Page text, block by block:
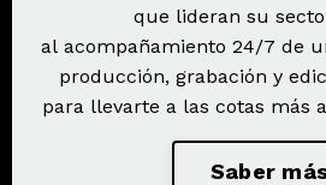
que lideran su
al acompañamiento 24/7 de
producción, grabación y
para llevarte a las cotas más
Saber